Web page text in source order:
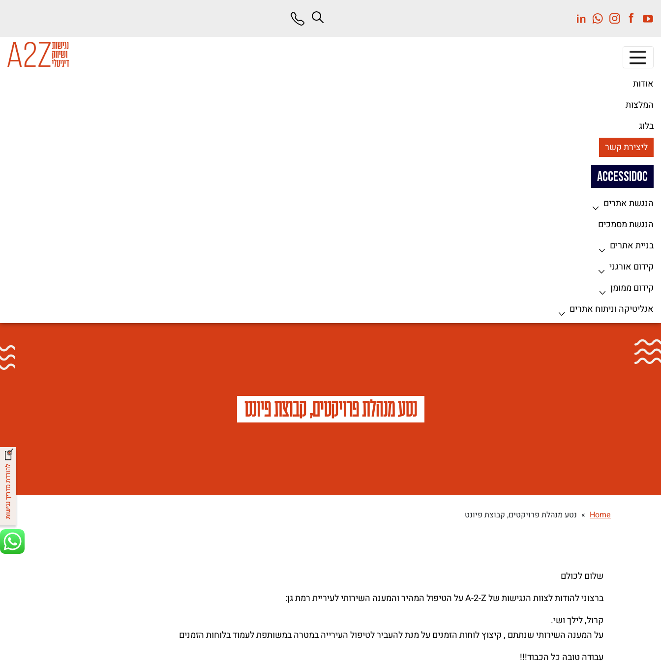
לתוכן
המרכזי
אודות
המלצות
בלוג
ליצירת קשר
ACCESSIDOC
הנגשת אתרים
הנגשת מסמכים
בניית אתרים
קידום אורגני
קידום ממומן
אנליטיקה וניתוח אתרים
נטע מנהלת פרויקטים, קבוצת פיונט
Home
» נטע מנהלת פרויקטים, קבוצת פיונט
שלום לכולם
ברצוני להודות לצוות הנגישות של A-2-Z על הטיפול המהיר והמענה השירותי לעיריית רמת גן:
קרול, לילך ושי.
על המענה השירותי שנתתם , קיצוץ לוחות הזמנים על מנת להעביר לטיפול העירייה במטרה במשותפת לעמוד בלוחות הזמנים
עבודה טובה כל הכבוד!!!